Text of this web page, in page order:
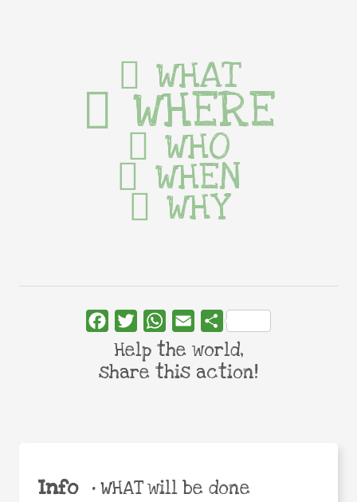
Info •WHAT will be done
WHAT
WHERE
WHO
WHEN
WHY
FacebookTwitterWhatsApp
Email Share
Help the world,
share this action!